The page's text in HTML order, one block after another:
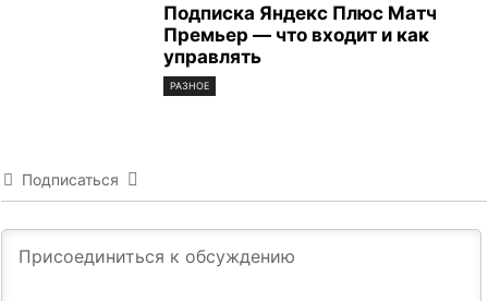
Подписка Яндекс Плюс Матч
Премьер — что входит и как
управлять
РАЗНОЕ
Подписаться